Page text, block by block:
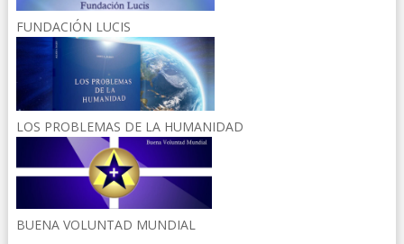
FUNDACIÓN LUCIS
LOS PROBLEMAS DE LA HUMANIDAD
BUENA VOLUNTAD MUNDIAL